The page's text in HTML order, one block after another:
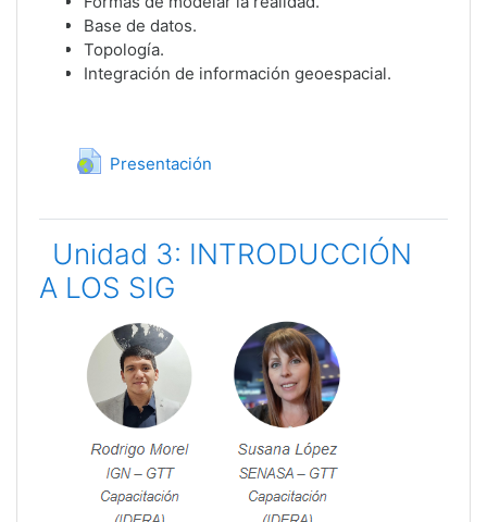
Base de datos.
Topología.
Integración de información geoespacial.
Presentación
URL
Unidad 3: INTRODUCCIÓN
A LOS SIG